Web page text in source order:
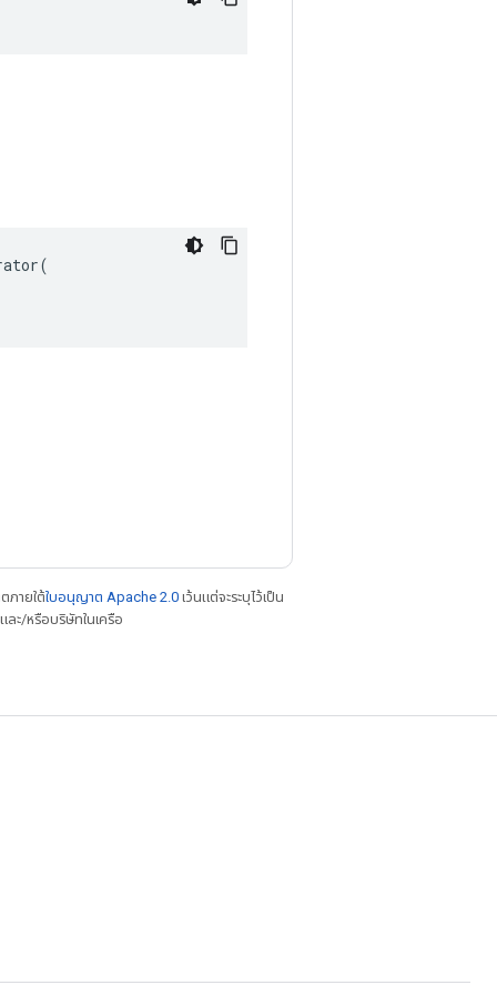
ภายใต้ใบอนุญาต Apache 2.0 เว้นแต่จะระบุไว้เป็น
ละ/หรือบริษัทในเครือ